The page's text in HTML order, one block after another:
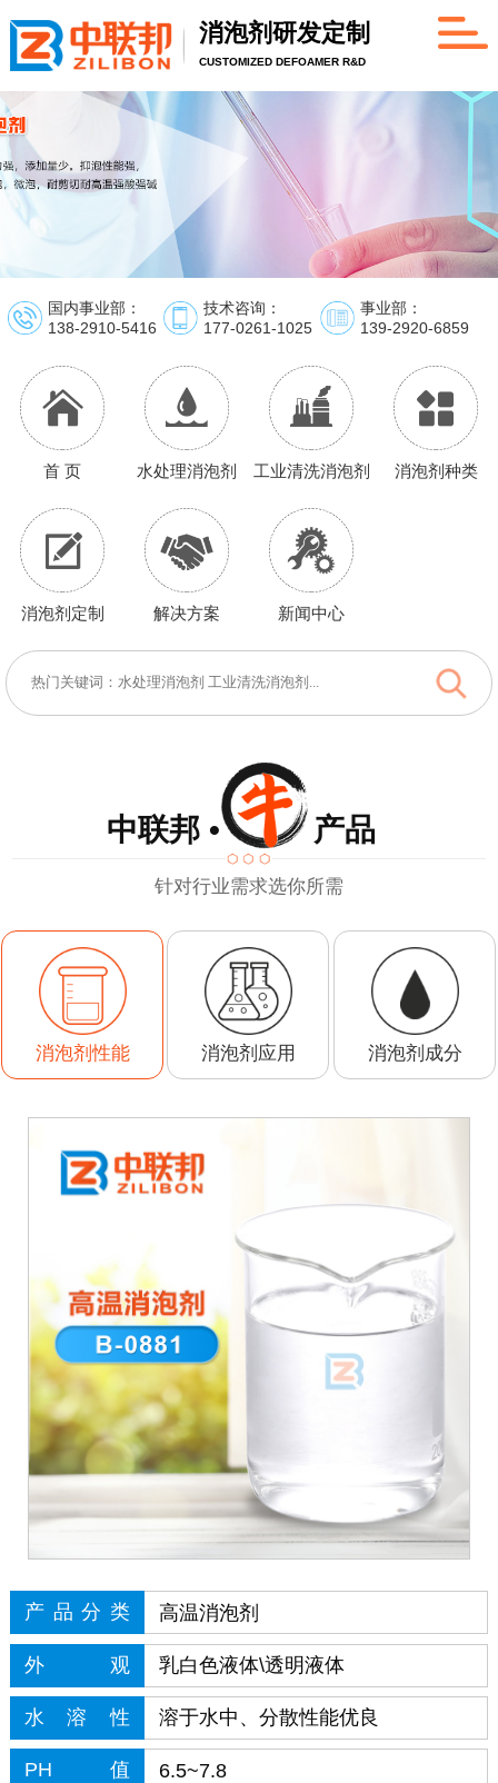
消泡剂研发定制
CUSTOMIZED DEFOAMER R&D
国内事业部：
138-2910-5416
技术咨询：
177-0261-1025
事业部：
139-2920-6859
首 页 水处理消泡剂 工业清洗消泡剂 消泡剂种类
消泡剂定制 解决方案 新闻中心
中联邦 • 产品
针对行业需求选你所需
消泡剂应用 消泡剂成分
产品分类 高温消泡剂
外观 乳白色液体\透明液体
水溶性 溶于水中、分散性能优良
PH值 6.5~7.8